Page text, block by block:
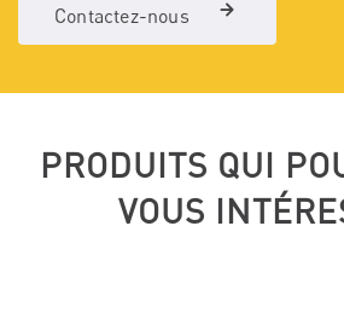
Contactez-nous
PRODUITS QUI
VOUS